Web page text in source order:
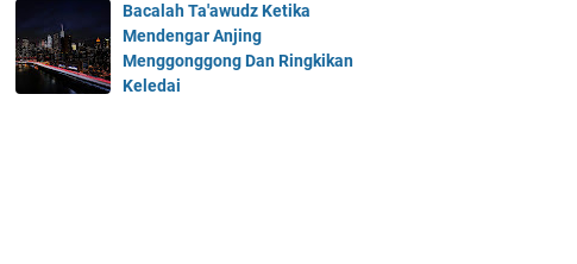
Bacalah Ta'awudz Ketika
Mendengar Anjing
Menggonggong Dan Ringkikan
Keledai